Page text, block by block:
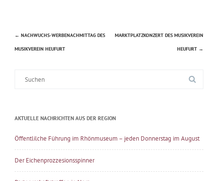
Beitragsnavigation
← NACHWUCHS-WERBENACHMITTAG DES
MUSIKVEREIN HEUFURT
MARKTPLATZKONZERT DES MUSIKVEREIN
HEUFURT →
AKTUELLE NACHRICHTEN AUS DER REGION
Öffentlilche Führung im Rhönmuseum – jeden Donnerstag im August
Der Eichenprozzesionsspinner